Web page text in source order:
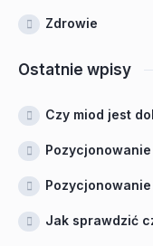
Zdrowie
Ostatnie wpisy
Czy miod jest
Jak sprawdzić